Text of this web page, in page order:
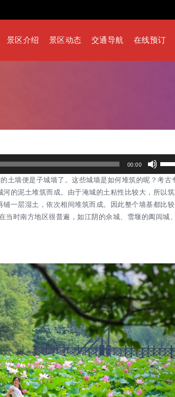
景区介绍 景区动态 交通导航 在线预订
00:00
上
/
下
箭
增
高
或
降
低
音
量
。
土墙便是子城墙了。这些城墙是如何堆筑的呢？考古
的泥土堆筑而成。由于淹城的土粘性比较大，所以
一层湿土，依次相间堆筑而成。因此整个墙基都比
时南方地区很普遍，如江阴的佘城、雪堰的阖闾城